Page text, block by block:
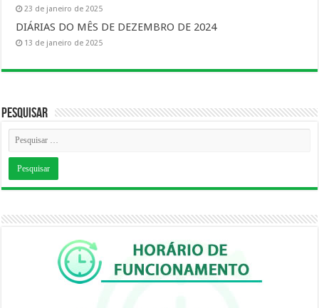
23 de janeiro de 2025
DIÁRIAS DO MÊS DE DEZEMBRO DE 2024
13 de janeiro de 2025
Pesquisar